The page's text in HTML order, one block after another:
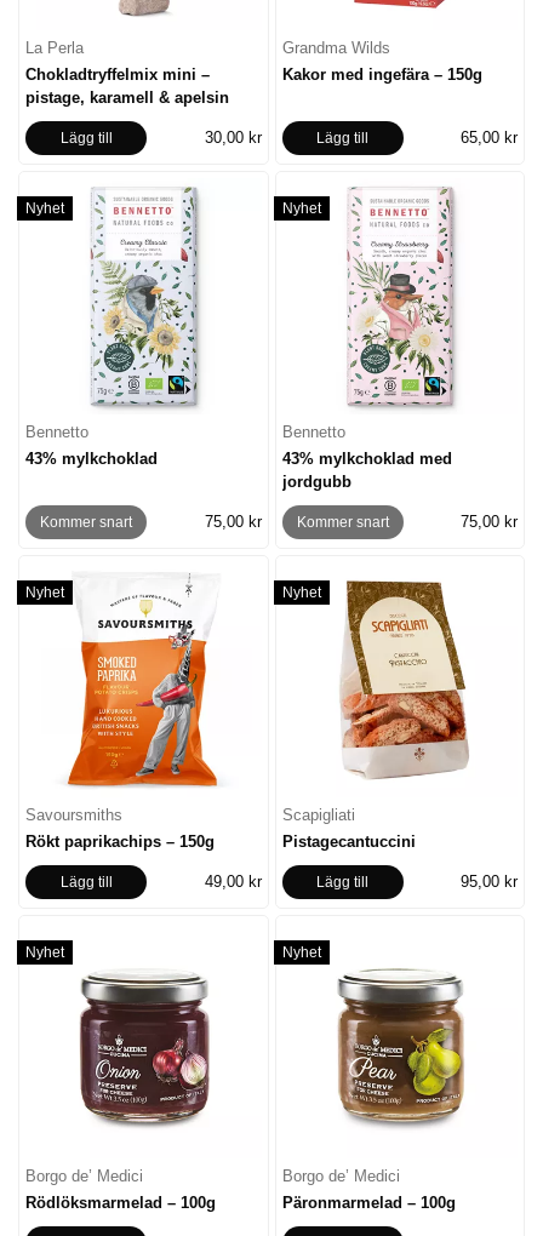
La Perla
Chokladtryffelmix mini –
pistage, karamell & apelsin
Lägg till 30,00 kr
Grandma Wilds
Kakor med ingefära – 150g
Lägg till 65,00 kr
Nyhet
Bennetto
43% mylkchoklad
Kommer snart 75,00 kr
Nyhet
Bennetto
43% mylkchoklad med
jordgubb
Kommer snart 75,00 kr
Nyhet
Savoursmiths
Rökt paprikachips – 150g
Lägg till 49,00 kr
Nyhet
Scapigliati
Pistagecantuccini
Lägg till 95,00 kr
Nyhet
Borgo de’ Medici
Rödlöksmarmelad – 100g
Nyhet
Borgo de’ Medici
Päronmarmelad – 100g